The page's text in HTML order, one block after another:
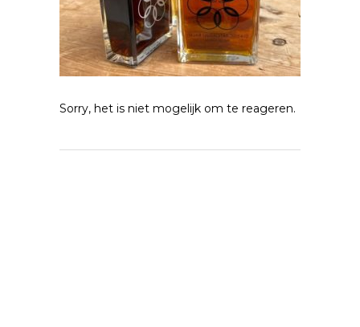
Sorry, het is niet mogelijk om te reageren.